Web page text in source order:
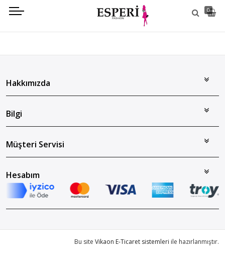
0
Hakkımızda
Bilgi
Müşteri Servisi
Hesabım
Bu site Vikaon E-Ticaret sistemleri ile hazırlanmıştır.